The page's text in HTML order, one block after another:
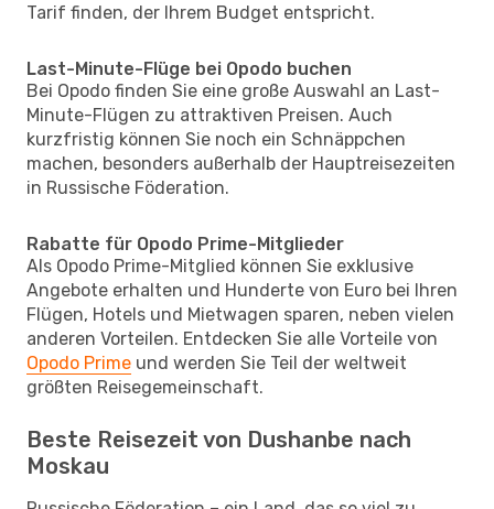
Tarif finden, der Ihrem Budget entspricht.
Last-Minute-Flüge bei Opodo buchen
Bei Opodo finden Sie eine große Auswahl an Last-
Minute-Flügen zu attraktiven Preisen. Auch
kurzfristig können Sie noch ein Schnäppchen
machen, besonders außerhalb der Hauptreisezeiten
in Russische Föderation.
Rabatte für Opodo Prime-Mitglieder
Als Opodo Prime-Mitglied können Sie exklusive
Angebote erhalten und Hunderte von Euro bei Ihren
Flügen, Hotels und Mietwagen sparen, neben vielen
anderen Vorteilen. Entdecken Sie alle Vorteile von
Opodo Prime und werden Sie Teil der weltweit
größten Reisegemeinschaft.
Beste Reisezeit von Dushanbe nach
Moskau